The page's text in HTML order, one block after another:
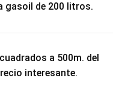
gasoil de 200 litros.
a 500m. del
interesante.